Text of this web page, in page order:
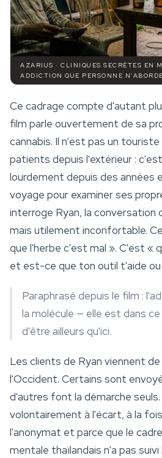
AZARIUS · CLINIQUES SECRÈTES EN
ADDICTION QUE PERSONNE N'ABORDE
Ce cadrage compte d'autant
film parle ouvertement de sa
cannabis. Il n'est pas un
patients depuis l'extérieur :
lourdement depuis des années
voyage pour examiner ses
interroge Ryan, la
mais utilement inconfortable.
que l'herbe c'est mal ». C'est «
et est-ce que ton outil t'aide ou
Paraphrasé depuis le film :
la molécule — elle est dans
d'être ailleurs qu'ici.
Les clients de Ryan viennent
l'Occident. Certains sont
d'autres font la démarche
volontairement à l'écart, à la
l'anonymat et parce que le
mentale thaïlandais n'a pas